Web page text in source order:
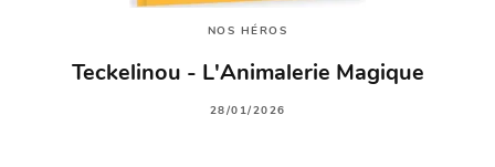
NOS HÉROS
Teckelinou - L'Animalerie Magique
28/01/2026